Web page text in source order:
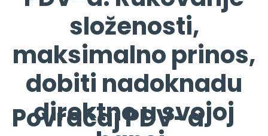
Povraćaj PDV-a
složenosti,
maksimalno prinos,
dobiti nadoknadu
direktno u svojoj